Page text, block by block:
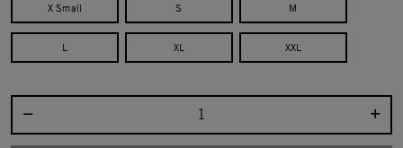
X Small S M
L XL XXL